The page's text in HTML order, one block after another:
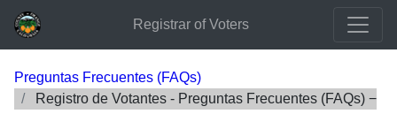
Registrar of Voters
Preguntas Frecuentes (FAQs)
Registro de Votantes - Preguntas Frecuentes (FAQs)